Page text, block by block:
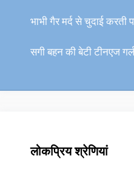
भाभी गैर मर्द से चुदाई करती
सगी बहन की बेटी टीनएज
लोकप्रिय श्रेणियां